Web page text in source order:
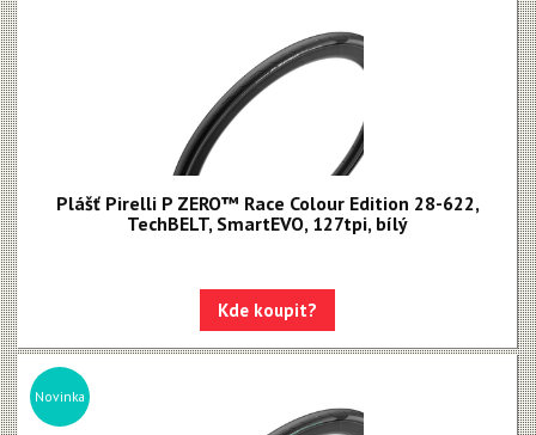
Plášť Pirelli P ZERO™ Race Colour Edition 28-622,
TechBELT, SmartEVO, 127tpi, bílý
Kde koupit?
Novinka